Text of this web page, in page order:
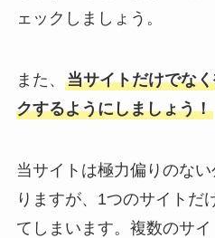
ェックしましょう。
また、 当サイトだけでな
クするようにしましょう！
当サイトは極力偏りのな
りますが、1つのサイトだ
てしまいます。複数のサイ